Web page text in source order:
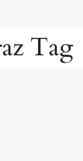
Tag